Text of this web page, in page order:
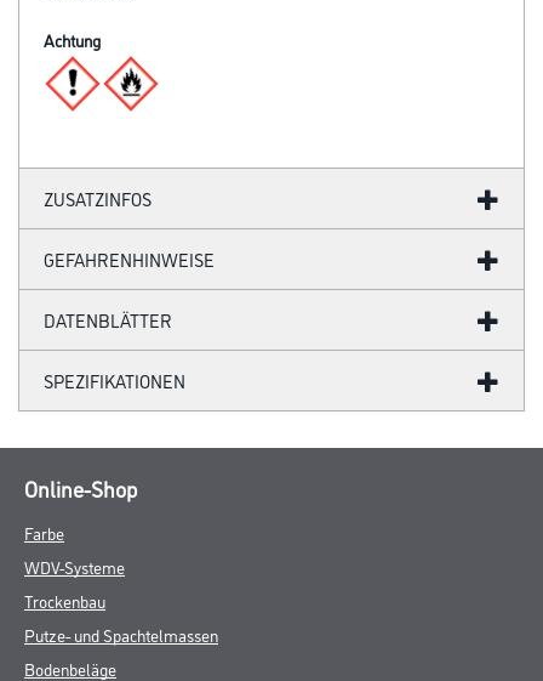
Achtung
ZUSATZINFOS
GEFAHRENHINWEISE
DATENBLÄTTER
SPEZIFIKATIONEN
Online-Shop
Farbe
WDV-Systeme
Trockenbau
Putze- und Spachtelmassen
Bodenbeläge